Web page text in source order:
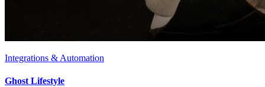
Integrations & Automation
Ghost Lifestyle